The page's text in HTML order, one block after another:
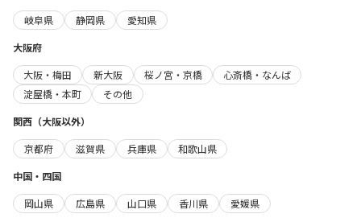
岐阜県
静岡県
愛知県
大阪府
大阪・梅田
新大阪 桜ノ宮・京橋
心斎橋・なんば
淀屋橋・本町
その他
関西（大阪以外）
京都府
滋賀県 兵庫県
和歌山県
中国・四国
岡山県
広島県 山口県 香川県
愛媛県